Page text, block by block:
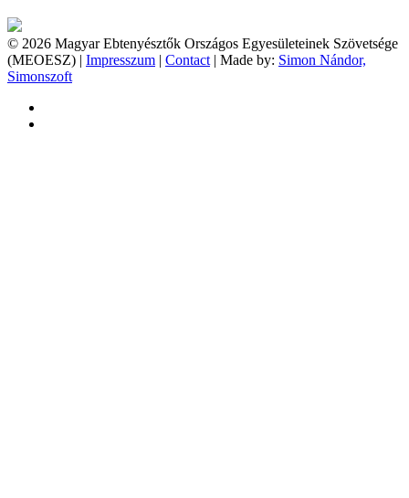
© 2026 Magyar Ebtenyésztők Országos Egyesületeinek Szövetsége
(MEOESZ) | Impresszum | Contact | Made by: Simon Nándor,
Simonszoft